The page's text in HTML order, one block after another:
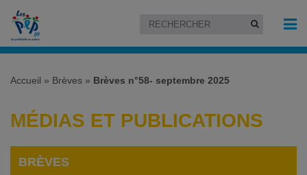
Accueil » Brèves » Brèves n°58- septembre 2025
MÉDIAS ET PUBLICATIONS
BRÈVES